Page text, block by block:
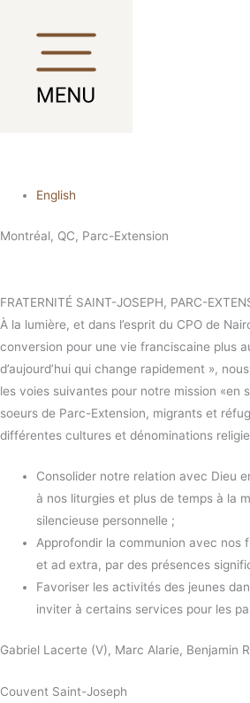
contenu
English
Montréal, QC, Parc-Extension
FRATERNITÉ SAINT-JOSEPH, PARC-
À la lumière, et dans l’esprit du CPO de
conversion pour une vie franciscaine plus
d’aujourd’hui qui change rapidement »,
les voies suivantes pour notre mission «en
soeurs de Parc-Extension, migrants et
différentes cultures et dénominations
Consolider notre relation avec Dieu
à nos liturgies et plus de temps à la
silencieuse personnelle ;
Approfondir la communion avec nos
et ad extra, par des présences
Favoriser les activités des jeunes
inviter à certains services pour les
Gabriel Lacerte (V), Marc Alarie, Benjamin
Couvent Saint-Joseph